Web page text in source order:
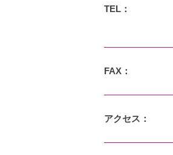
TEL：
FAX：
アクセス：